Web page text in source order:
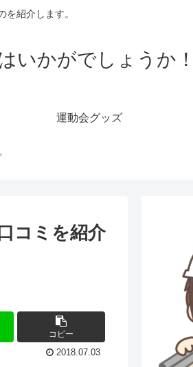
を紹介します。
いかがでしょうか！
運動会グッズ
コミを紹介
コピー
2018.07.03